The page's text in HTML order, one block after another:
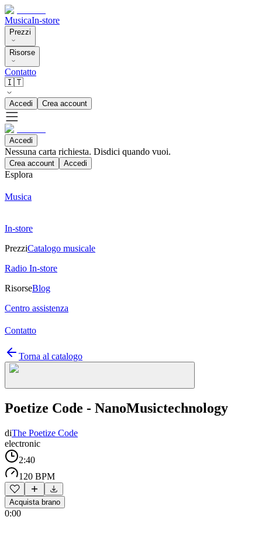
MusicaIn-store
Prezzi
Risorse
Contatto
🇮🇹
Accedi Crea account
Accedi
Nessuna carta richiesta. Disdici quando vuoi.
Crea account Accedi
Esplora
Musica
In-store
PrezziCatalogo musicale
Radio In-store
RisorseBlog
Centro assistenza
Contatto
Torna al catalogo
Poetize Code - NanoMusictechnology
diThe Poetize Code
electronic
2:40
120 BPM
Acquista brano
0:00